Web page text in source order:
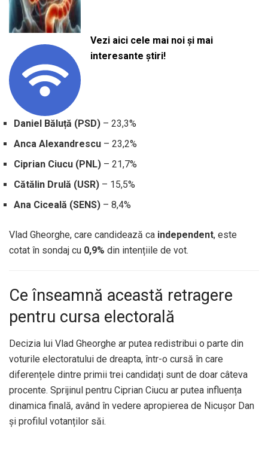
Vezi aici cele mai noi și mai
interesante știri!
Daniel Băluță (PSD) – 23,3%
Anca Alexandrescu – 23,2%
Ciprian Ciucu (PNL) – 21,7%
Cătălin Drulă (USR) – 15,5%
Ana Ciceală (SENS) – 8,4%
Vlad Gheorghe, care candidează ca independent, este
cotat în sondaj cu 0,9% din intențiile de vot.
Ce înseamnă această retragere
pentru cursa electorală
Decizia lui Vlad Gheorghe ar putea redistribui o parte din
voturile electoratului de dreapta, într-o cursă în care
diferențele dintre primii trei candidați sunt de doar câteva
procente. Sprijinul pentru Ciprian Ciucu ar putea influența
dinamica finală, având în vedere apropierea de Nicușor Dan
și profilul votanților săi.